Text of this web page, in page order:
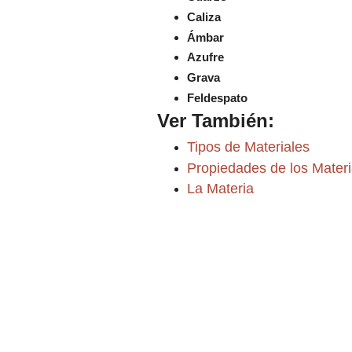
Caliza
Ámbar
Azufre
Grava
Feldespato
Ver También:
Tipos de Materiales
Propiedades de los
La Materia